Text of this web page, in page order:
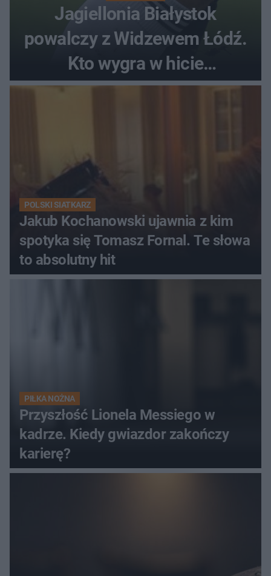
Jagiellonia Białystok
powalczy z Widzewem Łódź.
Kto wygra w hicie
Ekstraklasy?
POLSKI SIATKARZ
Jakub Kochanowski ujawnia z kim
spotyka się Tomasz Fornal. Te słowa
to absolutny hit
PIŁKA NOŻNA
Przyszłość Lionela Messiego w
kadrze. Kiedy gwiazdor zakończy
karierę?